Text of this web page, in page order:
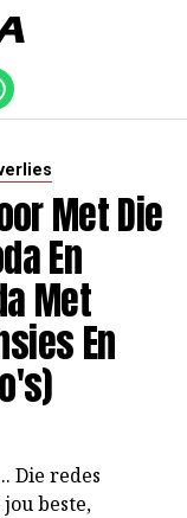
Met Die
En
Met
En
Die redes
beste,